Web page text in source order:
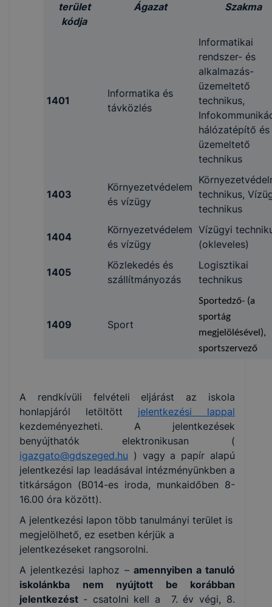
terület
kódja
Ágazat Szakma
1401
Informatika és
távközlés
Informatikai
rendszer- és
alkalmazás-
üzemeltető
technikus,
hálózatépítő és
üzemeltető
technikus
1403
Környezetvédelem
és vízügy
technikus,
technikus
1404
Környezetvédelem
és vízügy
Vízügyi
(okleveles)
1405
Közlekedés és
szállítmányozás
Logisztikai
technikus
1409 Sport
Sportedző- (a
sportág
megjelölésével),
sportszervező
A rendkívüli felvételi eljárást az iskola
honlapjáról letöltött jelentkezési lappal
kezdeményezheti. A jelentkezések
benyújthatók elektronikusan (
igazgato@gdszeged.hu ) vagy a papír alapú
jelentkezési lap leadásával intézményünkben a
titkárságon (B014-es iroda, munkaidőben 8-
16.00 óra között).
A jelentkezési lapon több tanulmányi terület is
megjelölhető, ez esetben kérjük a
jelentkezéseket rangsorolni.
A jelentkezési laphoz – amennyiben a tanuló
iskolánkba nem nyújtott be korábban
jelentkezést - csatolni kell a 7. év végi, 8.